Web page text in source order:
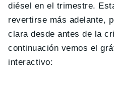
diésel en el trimestre.
revertirse más adelante,
clara desde antes de la
continuación vemos el
interactivo: